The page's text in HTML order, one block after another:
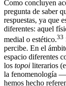
Como concluyen
pregunta de saber
respuestas, ya que
diferentes: aquel
medial o estético.33
percibe. En el
espacio diferentes
los topoi literarios
la fenomenología
hemos hecho